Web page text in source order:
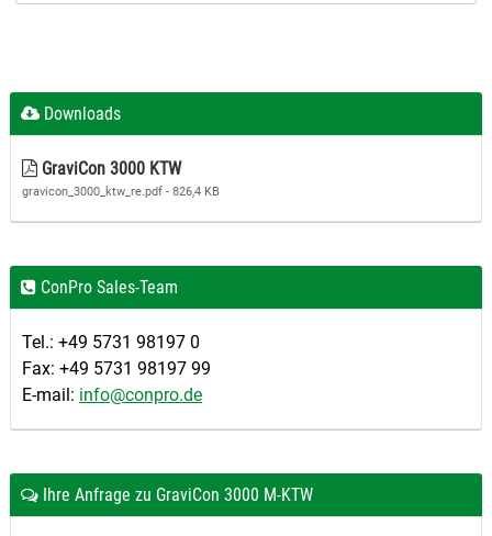
Downloads
GraviCon 3000 KTW
gravicon_3000_ktw_re.pdf - 826,4 KB
ConPro Sales-Team
Tel.: +49 5731 98197 0
Fax: +49 5731 98197 99
E-mail: info@conpro.de
Ihre Anfrage zu GraviCon 3000 M-KTW